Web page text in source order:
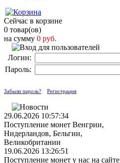
Сейчас в корзине
0 товар(ов)
на сумму 0 руб.
Логин:
Пароль:
Забыли пароль? Регистрация
29.06.2026 10:57:34
Поступление монет Венгрии,
Нидерландов, Бельгии,
Великобритании
19.06.2026 13:26:51
Поступление монет у нас на сайте